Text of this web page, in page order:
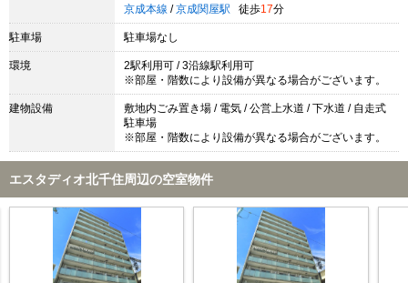
京成本線 / 京成関屋駅 徒歩17分
駐車場 駐車場なし
環境
2駅利用可 / 3沿線駅利用可
※部屋・階数により設備が異なる場合がございます。
建物設備
敷地内ごみ置き場 / 電気 / 公営上水道 / 下水道 / 自走式
駐車場
※部屋・階数により設備が異なる場合がございます。
エスタディオ北千住周辺の空室物件